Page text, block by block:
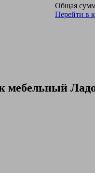
Общая
Перейти в